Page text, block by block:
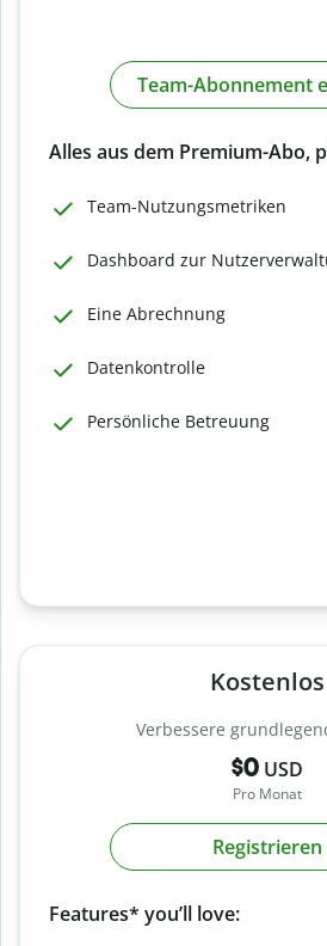
Team-Abonnement
Alles aus dem Premium-Abo,
Team-Nutzungsmetriken
Dashboard zur
Eine Abrechnung
Datenkontrolle
Persönliche Betreuung
Kostenlos
Verbessere
$0 USD
Pro Monat
Registrieren
Features* you’ll love: